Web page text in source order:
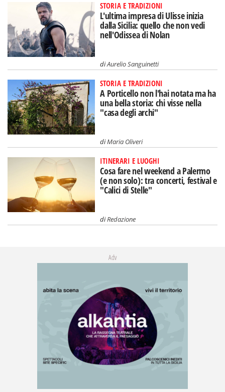
STORIA E TRADIZIONI
L'ultima impresa di Ulisse inizia
dalla Sicilia: quello che non vedi
nell'Odissea di Nolan
diAurelio Sanguinetti
STORIA E TRADIZIONI
A Porticello non l'hai notata ma ha
una bella storia: chi visse nella
"casa degli archi"
diMaria Oliveri
ITINERARI E LUOGHI
Cosa fare nel weekend a Palermo
(e non solo): tra concerti, festival e
"Calici di Stelle"
diRedazione
Adv